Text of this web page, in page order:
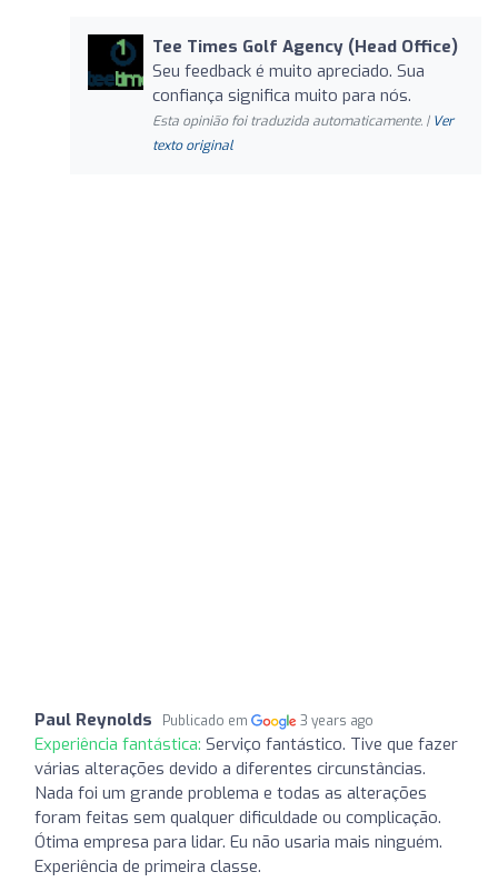
Tee Times Golf Agency (Head Office)
Seu feedback é muito apreciado. Sua
confiança significa muito para nós.
Esta opinião foi traduzida automaticamente. | Ver
texto original
Paul Reynolds Publicado em 3 years ago
Experiência fantástica: Serviço fantástico. Tive que fazer
várias alterações devido a diferentes circunstâncias.
Nada foi um grande problema e todas as alterações
foram feitas sem qualquer dificuldade ou complicação.
Ótima empresa para lidar. Eu não usaria mais ninguém.
Experiência de primeira classe.